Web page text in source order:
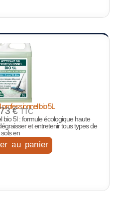
professionnel bio 5L
€ TTC
bio 5l : formule écologique haute
et entretenir tous types de
sols en
au panier